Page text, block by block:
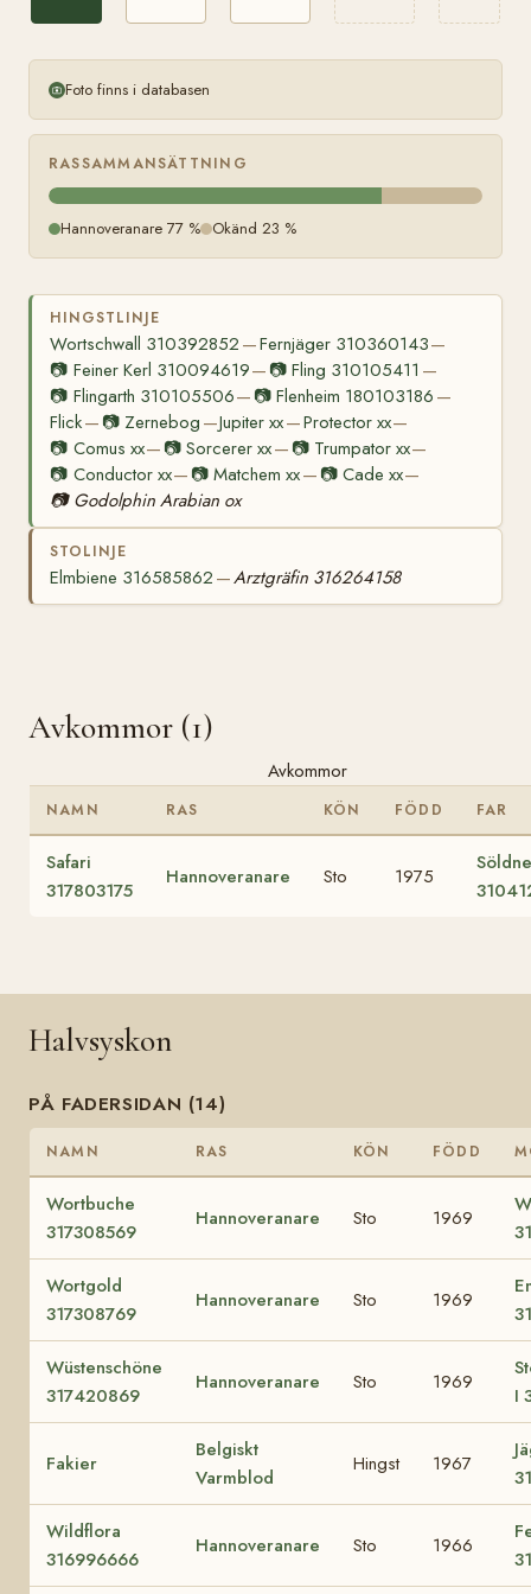
Foto finns i databasen
RASSAMMANSÄTTNING
Hannoveranare 77 % Okänd 23 %
HINGSTLINJE
Wortschwall 310392852 —Fernjäger 310360143—
📷 Feiner Kerl 310094619— 📷Fling 310105411 —
📷 Flingarth 310105506— 📷Flenheim 180103186 —
Flick— 📷 Zernebog —Jupiter xx—Protector xx—
📷 Comus xx— 📷Sorcerer xx— 📷 Trumpator xx—
📷 Conductor xx— 📷Matchem xx— 📷 Cade xx—
📷 Godolphin Arabian ox
STOLINJE
Elmbiene 316585862 —Arztgräfin 316264158
Avkommor (1)
Avkommor
NAMN RAS KÖN FÖDD FAR
Safari
317803175
Hannoveranare Sto 1975
Halvsyskon
PÅ FADERSIDAN (14)
NAMN RAS KÖN FÖDD
Wortbuche
317308569
Hannoveranare Sto 1969
Wortgold
317308769
Hannoveranare Sto 1969
Wüstenschöne
317420869
Hannoveranare Sto 1969
I
Fakier
Belgiskt
Varmblod
Hingst 1967
Wildflora
316996666
Hannoveranare Sto 1966